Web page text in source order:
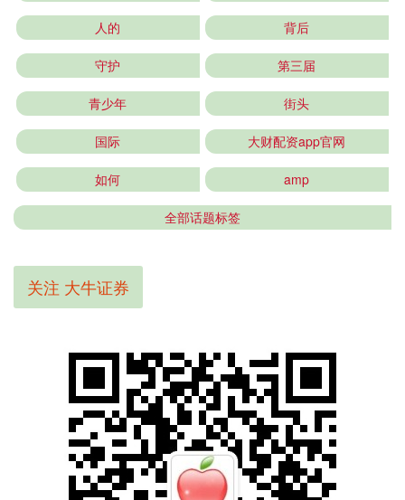
人的 背后
守护 第三届
青少年 街头
国际 大财配资app官网
如何 amp
全部话题标签
关注 大牛证券